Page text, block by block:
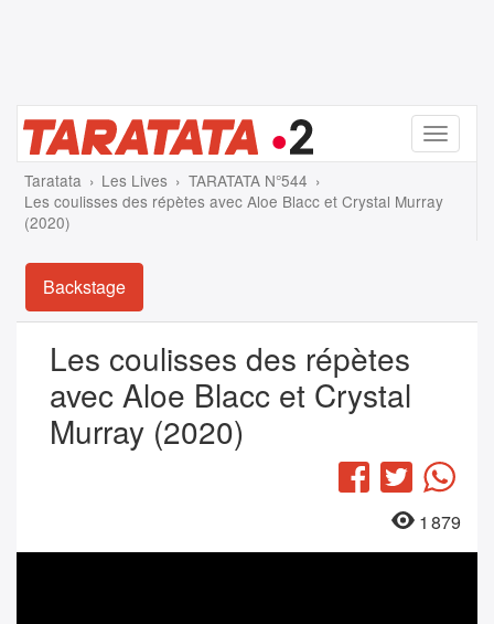
Menu
Taratata Les Lives
TARATATA N°544
Les coulisses des répètes avec Aloe Blacc et Crystal Murray
(2020)
Backstage
Les coulisses des répètes
avec Aloe Blacc et Crystal
Murray (2020)
Facebook
Twitter
1 879